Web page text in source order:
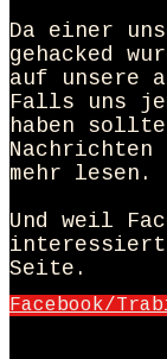
Da einer
gehacked
auf unsere
Falls uns
haben
mehr lesen.
Und weil
Seite.
Facebook/